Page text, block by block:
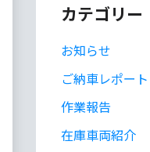
カテゴリー
お知らせ
ご納車レポート
作業報告
在庫車両紹介